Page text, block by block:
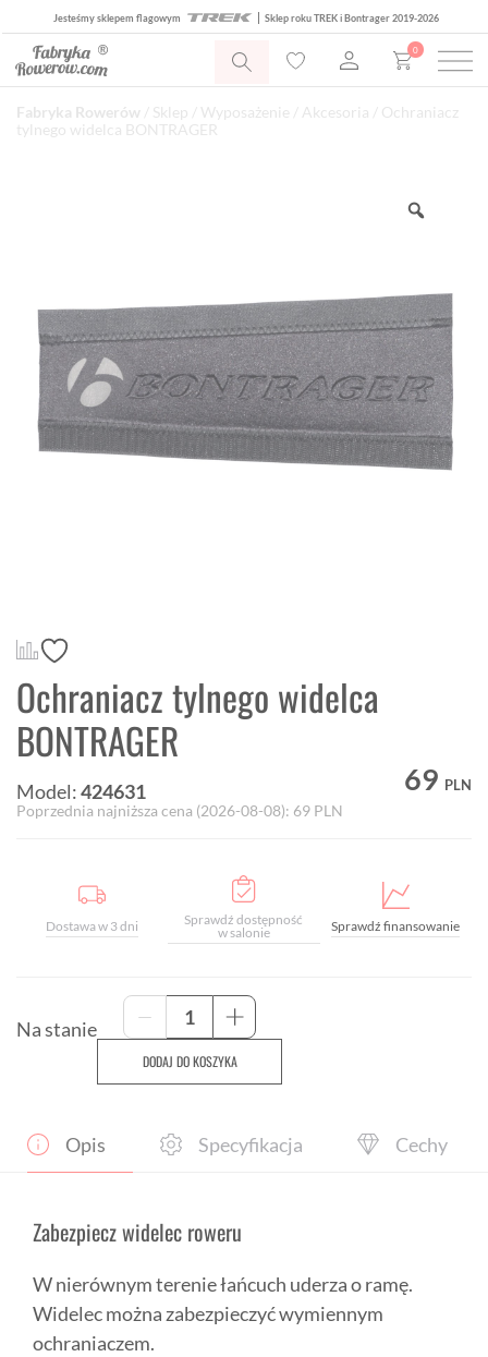
Jesteśmy sklepem flagowym Sklep roku TREK i Bontrager 2019-2026
0
Fabryka Rowerów Sklep Wyposażenie Akcesoria / Ochraniacz
tylnego widelca BONTRAGER
Ochraniacz tylnego widelca
BONTRAGER
Model:424631 69 PLN
Poprzednia najniższa cena (2026-08-08): 69 PLN
Dostawa w 3 dni
Sprawdź dostępność
w salonie
Sprawdź finansowanie
Na stanie -
ilość
Ochraniacz
widelca
BONTRAGER
+
DODAJ DO KOSZYKA
Opis Specyfikacja Cechy
Zabezpiecz widelec roweru
W nierównym terenie łańcuch uderza o ramę.
Widelec można zabezpieczyć wymiennym
ochraniaczem.